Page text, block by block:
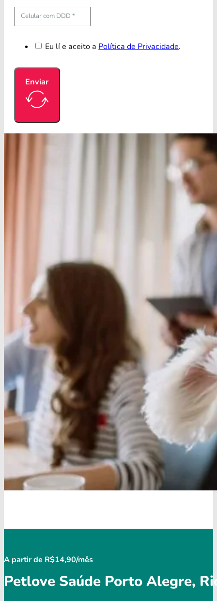
Eu lí e aceito aPolítica de Privacidade.
Enviar
A partir de R$14,90/mês
Petlove Saúde Porto Alegre,